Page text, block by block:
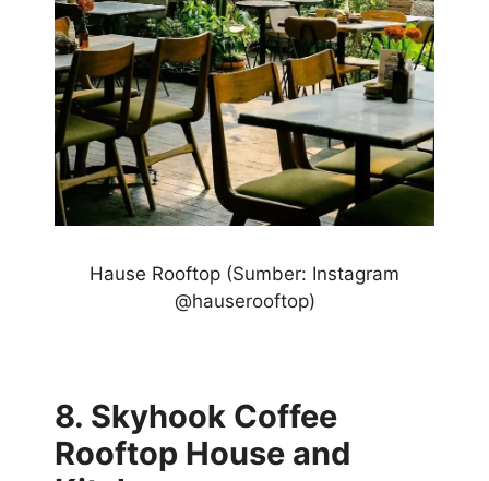
Hause Rooftop (Sumber: Instagram
@hauserooftop)
8. Skyhook Coffee
Rooftop House and